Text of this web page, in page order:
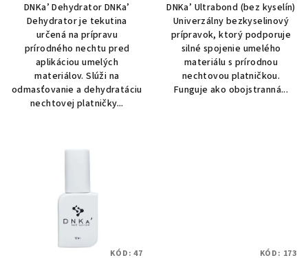
DNKa’ Dehydrator DNKa’
Dehydrator je tekutina
určená na prípravu
prírodného nechtu pred
aplikáciou umelých
materiálov. Slúži na
odmasťovanie a dehydratáciu
nechtovej platničky...
DNKa’ Ultrabond (bez kyselín)
Univerzálny bez­kyselinový
prípravok, ktorý podporuje
silné spojenie umelého
materiálu s prírodnou
nechtovou platničkou.
Funguje ako obojstranná...
KÓD:47 KÓD: 173